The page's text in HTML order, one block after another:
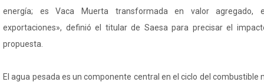
energía; es Vaca Muerta transformada en valor agregado,
exportaciones», definió el titular de Saesa para precisar el
propuesta.
El agua pesada es un componente central en el ciclo del combustible